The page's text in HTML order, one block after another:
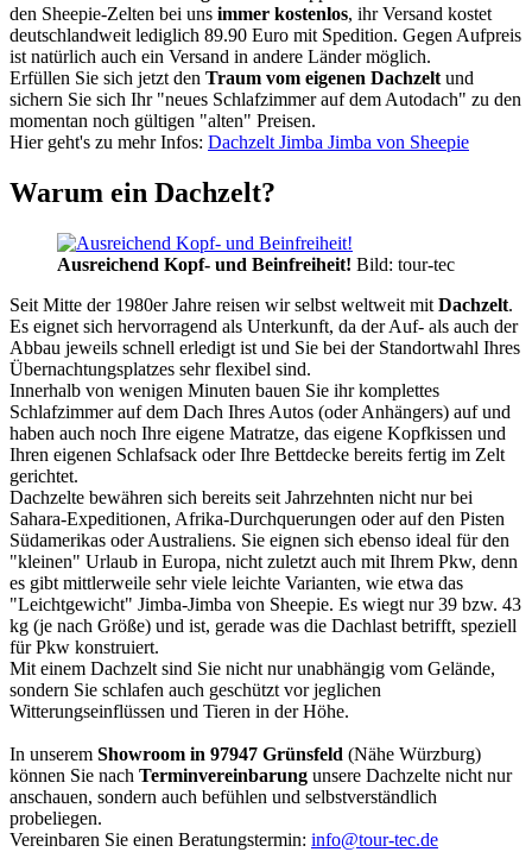
den Sheepie-Zelten bei uns immer kostenlos, ihr Versand kostet
deutschlandweit lediglich 89.90 Euro mit Spedition. Gegen Aufpreis
ist natürlich auch ein Versand in andere Länder möglich.
Erfüllen Sie sich jetzt den Traum vom eigenen Dachzelt und
sichern Sie sich Ihr "neues Schlafzimmer auf dem Autodach" zu den
momentan noch gültigen "alten" Preisen.
Hier geht's zu mehr Infos: Dachzelt Jimba Jimba von Sheepie
Warum ein Dachzelt?
Ausreichend Kopf- und Beinfreiheit! Bild: tour-tec
Seit Mitte der 1980er Jahre reisen wir selbst weltweit mit Dachzelt.
Es eignet sich hervorragend als Unterkunft, da der Auf- als auch der
Abbau jeweils schnell erledigt ist und Sie bei der Standortwahl Ihres
Übernachtungsplatzes sehr flexibel sind.
Innerhalb von wenigen Minuten bauen Sie ihr komplettes
Schlafzimmer auf dem Dach Ihres Autos (oder Anhängers) auf und
haben auch noch Ihre eigene Matratze, das eigene Kopfkissen und
Ihren eigenen Schlafsack oder Ihre Bettdecke bereits fertig im Zelt
gerichtet.
Dachzelte bewähren sich bereits seit Jahrzehnten nicht nur bei
Sahara-Expeditionen, Afrika-Durchquerungen oder auf den Pisten
Südamerikas oder Australiens. Sie eignen sich ebenso ideal für den
"kleinen" Urlaub in Europa, nicht zuletzt auch mit Ihrem Pkw, denn
es gibt mittlerweile sehr viele leichte Varianten, wie etwa das
"Leichtgewicht" Jimba-Jimba von Sheepie. Es wiegt nur 39 bzw. 43
kg (je nach Größe) und ist, gerade was die Dachlast betrifft, speziell
für Pkw konstruiert.
Mit einem Dachzelt sind Sie nicht nur unabhängig vom Gelände,
sondern Sie schlafen auch geschützt vor jeglichen
Witterungseinflüssen und Tieren in der Höhe.
In unserem Showroom in 97947 Grünsfeld (Nähe Würzburg)
können Sie nach Terminvereinbarung unsere Dachzelte nicht nur
anschauen, sondern auch befühlen und selbstverständlich
probeliegen.
Vereinbaren Sie einen Beratungstermin: info@tour-tec.de